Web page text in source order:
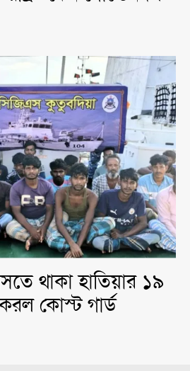
থাকা হাতিয়ার ১৯
কোস্ট গার্ড